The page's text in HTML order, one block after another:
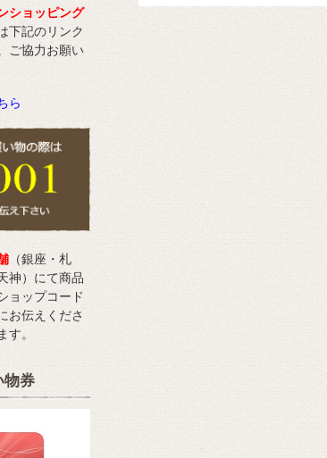
ショッピング
下記のリンク
ご協力お願い
ら
（銀座・札
神）にて商品
ョップコード
お伝えくださ
す。
物券